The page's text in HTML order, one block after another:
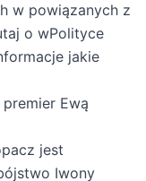
w powiązanych z
o wPolityce
jakie
Ewą
jest
Iwony